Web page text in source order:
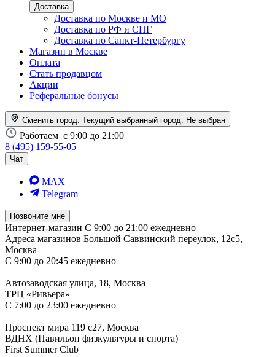
Доставка
Доставка по Москве и МО
Доставка по РФ и СНГ
Доставка по Санкт-Петербургу
Магазин в Москве
Оплата
Стать продавцом
Акции
Реферальные бонусы
Сменить город. Текущий выбранный город: Не выбран
Работаем с 9:00 до 21:00
8 (495) 159-55-05
Чат
MAX
Telegram
Позвоните мне
Интернет-магазин С 9:00 до 21:00 ежедневно
Адреса магазинов Большой Саввинский переулок, 12с5,
Москва
С 9:00 до 20:45 ежедневно
Автозаводская улица, 18, Москва
ТРЦ «Ривьера»
С 7:00 до 23:00 ежедневно
Проспект мира 119 с27, Москва
ВДНХ (Павильон физкультуры и спорта)
First Summer Club